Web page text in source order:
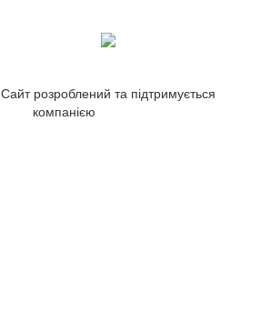
Сайт розроблений та підтримується
компанією